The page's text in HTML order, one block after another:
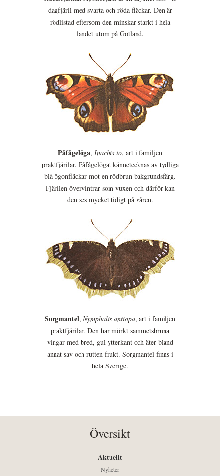
dagfjäril med svarta och röda fläckar. Den är
rödlistad eftersom den minskar starkt i hela
landet utom på Gotland.
Påfågelöga, Inachis io, art i familjen
praktfjärilar. Påfågelögat kännetecknas av tydliga
blå ögonfläckar mot en rödbrun bakgrundsfärg.
Fjärilen övervintrar som vuxen och därför kan
den ses mycket tidigt på våren.
Sorgmantel, Nymphalis antiopa, art i familjen
praktfjärilar. Den har mörkt sammetsbruna
vingar med bred, gul ytterkant och äter bland
annat sav och rutten frukt. Sorgmantel finns i
hela Sverige.
Översikt
Aktuellt
Nyheter